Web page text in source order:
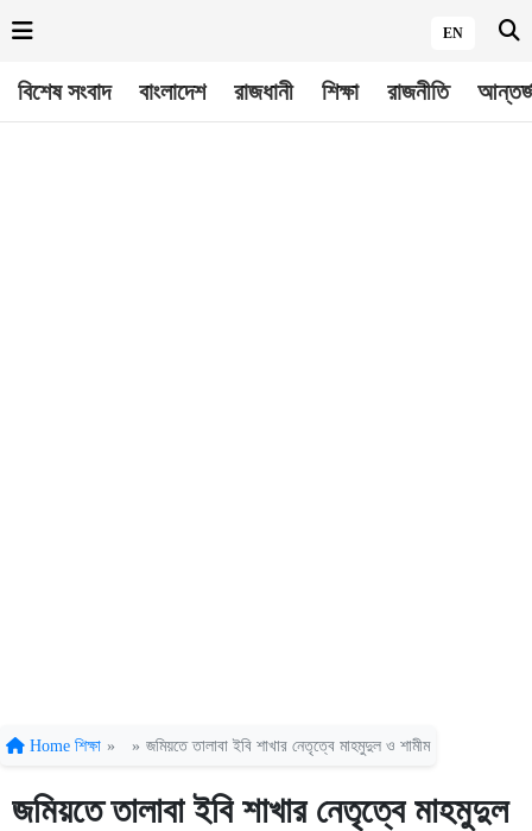
EN
বিশেষ সংবাদ বাংলাদেশ রাজধানী শিক্ষা রাজনীতি
Home শিক্ষা » » জমিয়তে তালাবা ইবি শাখার নেতৃত্বে মাহমুদুল ও শামীম
জমিয়তে তালাবা ইবি শাখার নেতৃত্বে মাহমুদুল